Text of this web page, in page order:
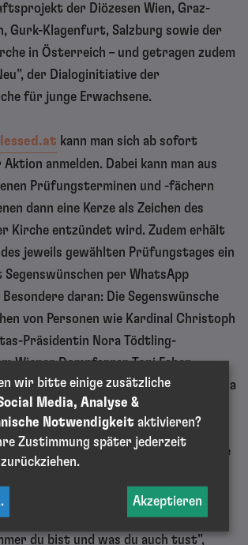
der Diözesen Wien, Graz-
Gurk-Klagenfurt, Salzburg sowie der
in Österreich – und getragen zudem
der Dialoginitiative der
für junge Erwachsene.
kann man sich ab sofort
anmelden. Dabei kann man aus
Prüfungsterminen und -fächern
dann eine Kerze als Zeichen des
Kirche entzündet wird. Zudem erhält
jeweils gewählten Prüfungstages ein
Segenswünschen per WhatsApp
daran: Die Segenswünsche
von Personen wie Kardinal Christoph
Präsidentin Nora Tödtling-
Wiener Dompfarrer Toni Faber,
oder der evangelischen Pfarrerin Julia
für jemanden, ohne dass es dafür viele
wenn du wieder gegangen bist, die
Ihr Licht, das im Luftzug flackert,
Gebet, das weitergeht und dich
du bist und was du auch tust",
wir bitte einige zusätzliche
Media, Analyse &
Notwendigkeit aktivieren?
Zustimmung später jederzeit
Akzeptieren